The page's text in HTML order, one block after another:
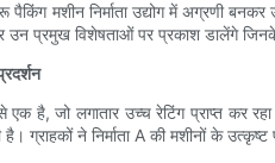
मशीन निर्माता उद्योग में अग्रणी
उन प्रमुख विशेषताओं पर प्रकाश डालेंगे
से एक है, जो लगातार उच्च रेटिंग प्राप्त
ग्राहकों ने निर्माता A की मशीनों के